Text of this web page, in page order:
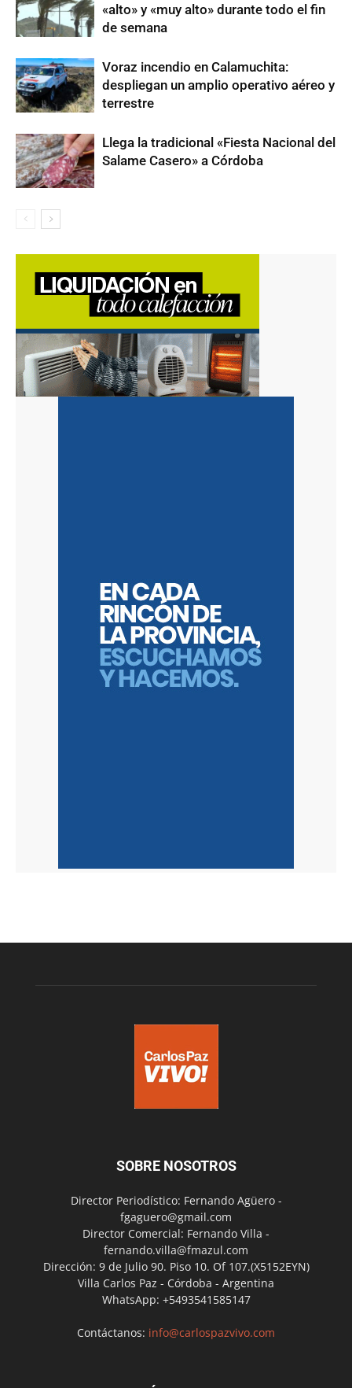
«alto» y «muy alto» durante todo el fin
de semana
Voraz incendio en Calamuchita:
despliegan un amplio operativo aéreo y
terrestre
Llega la tradicional «Fiesta Nacional del
Salame Casero» a Córdoba
SOBRE NOSOTROS
Director Periodístico: Fernando Agüero -
fgaguero@gmail.com
Director Comercial: Fernando Villa -
fernando.villa@fmazul.com
Dirección: 9 de Julio 90. Piso 10. Of 107.(X5152EYN)
Villa Carlos Paz - Córdoba - Argentina
WhatsApp: +5493541585147
Contáctanos: info@carlospazvivo.com